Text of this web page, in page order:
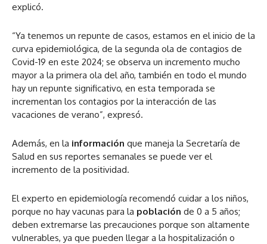
explicó.
“Ya tenemos un repunte de casos, estamos en el inicio de la
curva epidemiológica, de la segunda ola de contagios de
Covid-19 en este 2024; se observa un incremento mucho
mayor a la primera ola del año, también en todo el mundo
hay un repunte significativo, en esta temporada se
incrementan los contagios por la interacción de las
vacaciones de verano”, expresó.
Además, en la información que maneja la Secretaría de
Salud en sus reportes semanales se puede ver el
incremento de la positividad.
El experto en epidemiología recomendó cuidar a los niños,
porque no hay vacunas para la población de 0 a 5 años;
deben extremarse las precauciones porque son altamente
vulnerables, ya que pueden llegar a la hospitalización o